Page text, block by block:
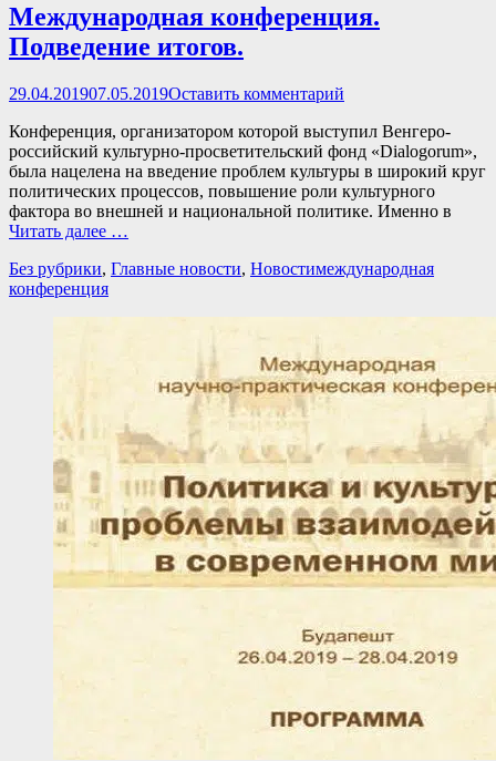
Международная конференция.
Подведение итогов.
Опубликовано
29.04.201907.05.2019Оставить комментарий
Конференция, организатором которой выступил Венгеро-
российский культурно-просветительский фонд «Dialogorum»,
была нацелена на введение проблем культуры в широкий круг
политических процессов, повышение роли культурного
фактора во внешней и национальной политике. Именно в
Читать далее …
Категории
Без рубрики, Главные новости, НовостиТеги
международная
конференция